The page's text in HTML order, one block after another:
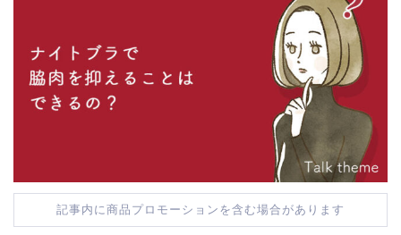
記事内に商品プロモーションを含む場合があります